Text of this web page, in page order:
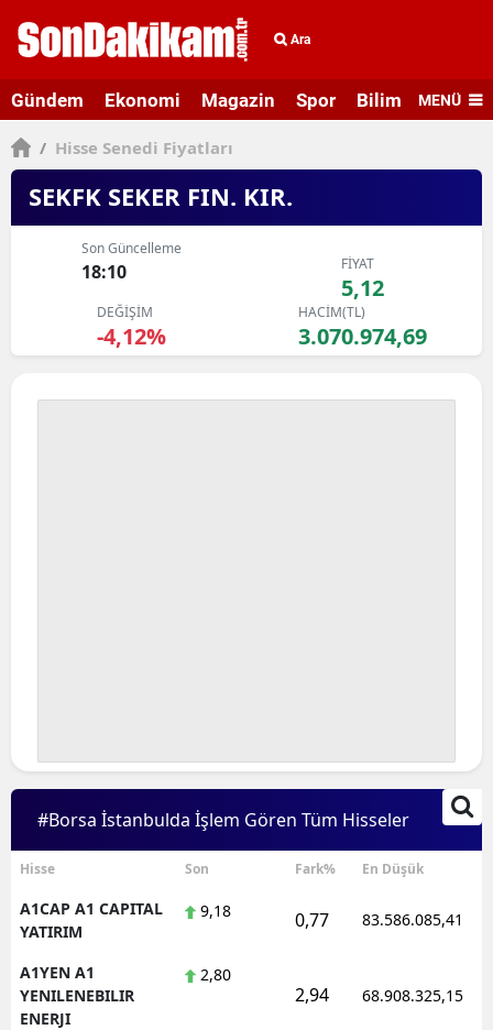
Ara
Gündem Ekonomi Magazin Spor Bilim veMENÜ
/ Hisse Senedi Fiyatları
SEKFK SEKER FIN. KIR.
Son Güncelleme
18:10 FİYAT
5,12
DEĞİŞİM
-4,12%
HACİM(TL)
3.070.974,69
#Borsa İstanbulda İşlem Gören Tüm Hisseler
Hisse Son Fark% En Düşük
A1CAP A1 CAPITAL
YATIRIM
9,18 0,77 83.586.085,41
A1YEN A1
YENILENEBILIR
ENERJI
2,80
2,94 68.908.325,15